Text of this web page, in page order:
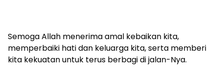
Semoga Allah menerima amal kebaikan kita,
memperbaiki hati dan keluarga kita, serta memberi
kita kekuatan untuk terus berbagi di jalan-Nya.